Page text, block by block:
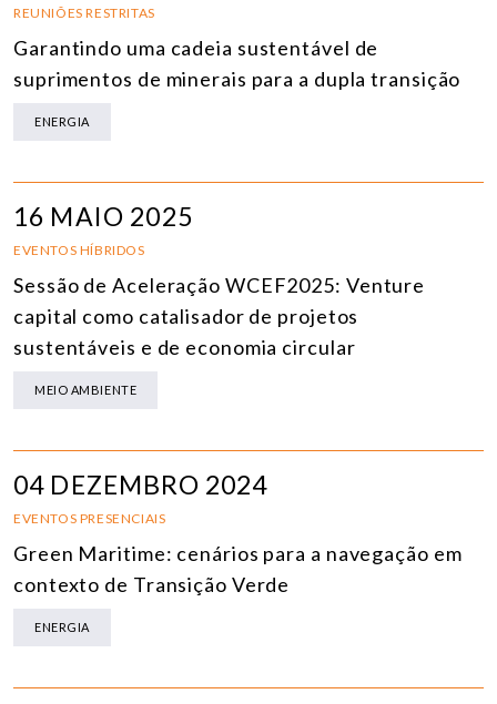
REUNIÕES RESTRITAS
Garantindo uma cadeia sustentável de
suprimentos de minerais para a dupla transição
ENERGIA
16 MAIO 2025
EVENTOS HÍBRIDOS
Sessão de Aceleração WCEF2025: Venture
capital como catalisador de projetos
sustentáveis e de economia circular
MEIO AMBIENTE
04 DEZEMBRO 2024
EVENTOS PRESENCIAIS
Green Maritime: cenários para a navegação em
contexto de Transição Verde
ENERGIA